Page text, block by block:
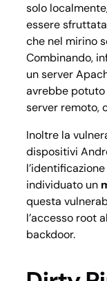
solo
essere
che nel mirino
Combinando,
un server
avrebbe
server remoto,
Inoltre la
dispositivi
individuato un
questa
l’accesso root
backdoor.